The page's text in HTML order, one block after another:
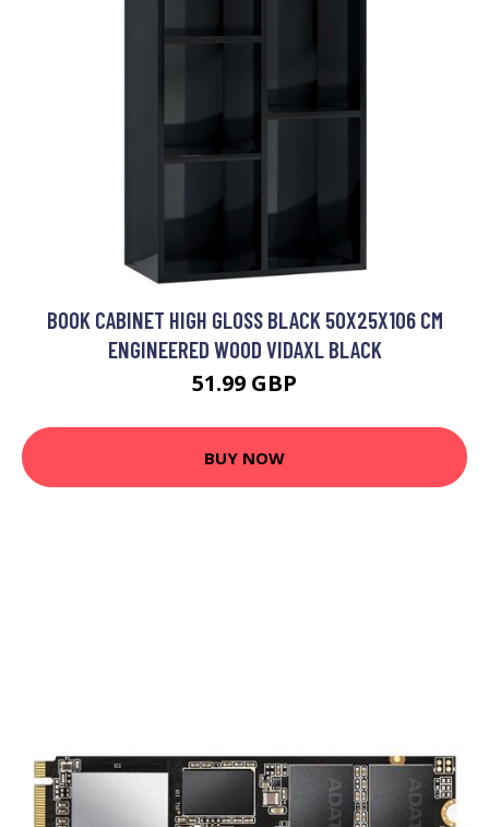
BOOK CABINET HIGH GLOSS BLACK 50X25X106 CM
ENGINEERED WOOD VIDAXL BLACK
51.99 GBP
BUY NOW